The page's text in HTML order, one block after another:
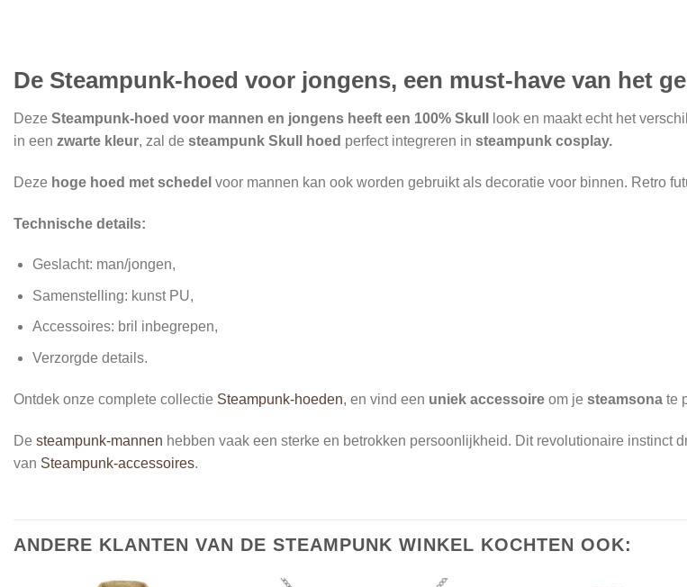
De Steampunk-hoed voor jongens, een must-have van het
Deze Steampunk-hoed voor mannen en jongens heeft een 100% Skull look en maakt echt het
in een zwarte kleur, zal de steampunk Skull hoed perfect integreren in steampunk cosplay.
Deze hoge hoed met schedel voor mannen kan ook worden gebruikt als decoratie voor binnen. Retro
Technische details:
Geslacht: man/jongen,
Samenstelling: kunst PU,
Accessoires: bril inbegrepen,
Verzorgde details.
Ontdek onze complete collectie Steampunk-hoeden, en vind een uniek accessoire om je steamsona te
De steampunk-mannen hebben vaak een sterke en betrokken persoonlijkheid. Dit revolutionaire instinct
van Steampunk-accessoires.
ANDERE KLANTEN VAN DE STEAMPUNK WINKEL KOCHTEN OOK: